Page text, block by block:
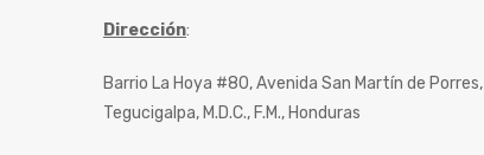
Dirección:
Barrio La Hoya #80, Avenida San Martín de Porres,
Tegucigalpa, M.D.C., F.M., Honduras